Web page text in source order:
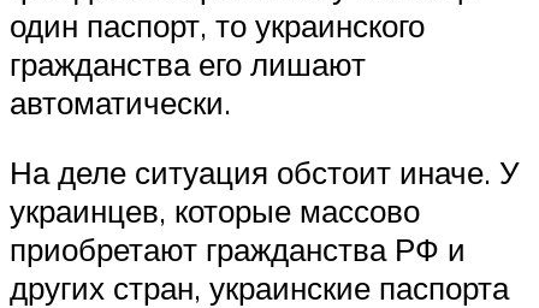
один паспорт, то украинского
гражданства его лишают
автоматически.
На деле ситуация обстоит иначе. У
украинцев, которые массово
приобретают гражданства РФ и
других стран, украинские паспорта